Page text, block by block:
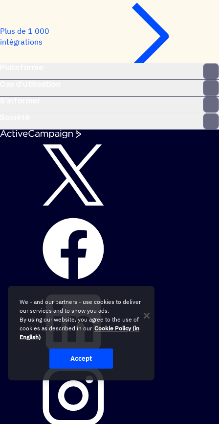
Plus de 1 000
intégrations
We - and our partners - use cookies to deliver
our services and to show you ads.
By using our website, you agree to the use of
cookies as described in our Cookie Policy (in
English)
Accept